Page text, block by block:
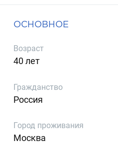
ОСНОВНОЕ
Возраст
40 лет
Гражданство
Россия
Город проживания
Москва